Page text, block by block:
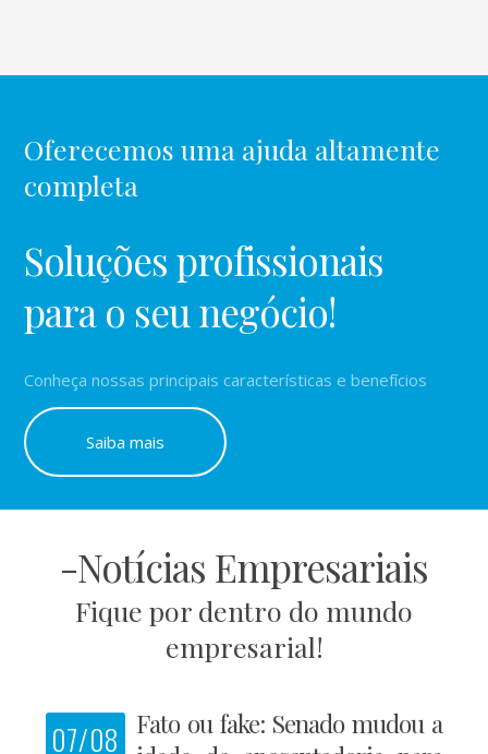
Oferecemos uma ajuda altamente
completa
Soluções profissionais
para o seu negócio!
Conheça nossas principais características e benefícios
Saiba mais
-Notícias Empresariais
Fique por dentro do mundo
empresarial!
07/08
Fato ou fake: Senado mudou a